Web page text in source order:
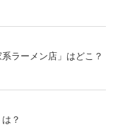
ラーメン店」はどこ？
？